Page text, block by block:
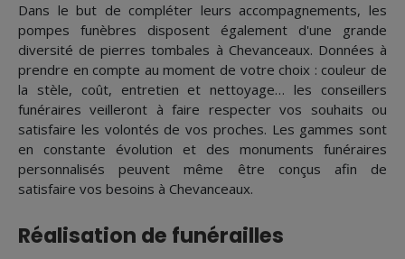
Dans le but de compléter leurs accompagnements, les
pompes funèbres disposent également d'une grande
diversité de pierres tombales à Chevanceaux. Données à
prendre en compte au moment de votre choix : couleur de
la stèle, coût, entretien et nettoyage… les conseillers
funéraires veilleront à faire respecter vos souhaits ou
satisfaire les volontés de vos proches. Les gammes sont
en constante évolution et des monuments funéraires
personnalisés peuvent même être conçus afin de
satisfaire vos besoins à Chevanceaux.
Réalisation de funérailles